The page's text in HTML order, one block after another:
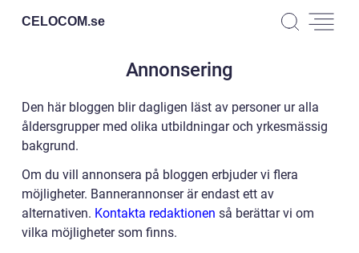
CELOCOM.se
Annonsering
Den här bloggen blir dagligen läst av personer ur alla
åldersgrupper med olika utbildningar och yrkesmässig
bakgrund.
Om du vill annonsera på bloggen erbjuder vi flera
möjligheter. Bannerannonser är endast ett av
alternativen. Kontakta redaktionen så berättar vi om
vilka möjligheter som finns.